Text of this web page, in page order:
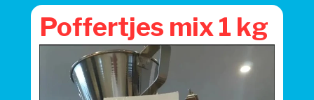
Poffertjes mix 1 kg